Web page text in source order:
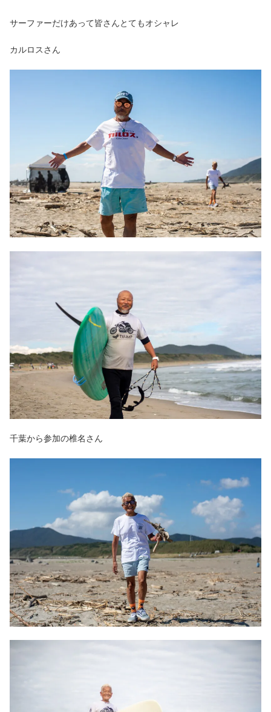
サーファーだけあって皆さんとてもオシャレ
カルロスさん
千葉から参加の椎名さん